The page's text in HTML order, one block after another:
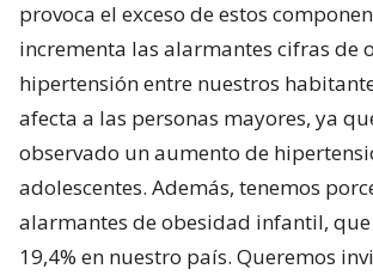
provoca el exceso de estos
incrementa las alarmantes cifras de
hipertensión entre nuestros
afecta a las personas mayores, ya
observado un aumento de
adolescentes. Además, tenemos
alarmantes de obesidad infantil,
19,4% en nuestro país. Queremos